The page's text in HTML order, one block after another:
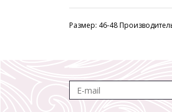
Размер: 46-48